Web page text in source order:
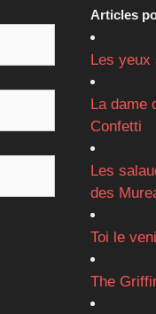
Articles
Les
La dame
Confetti
Les
des
Toi le
The